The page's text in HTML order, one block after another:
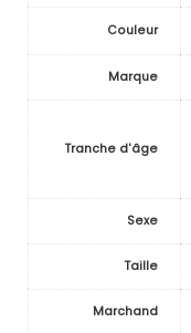
Couleur
Marque
Tranche d'âge
Sexe
Taille
Marchand